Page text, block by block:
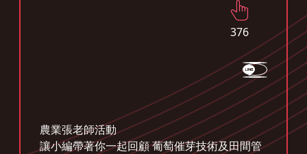
376
農業張老師活動
讓小編帶著你一起回顧 葡萄催芽技術及田間管